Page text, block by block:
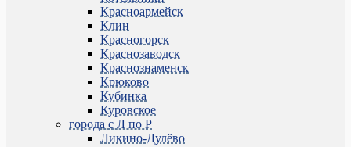
Красноармейск
Клин
Красногорск
Краснозаводск
Краснознаменск
Крюково
Кубинка
Куровское
города с Л по Р
Ликино-Дулёво